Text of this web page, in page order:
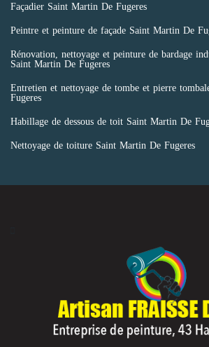
Façadier Saint Martin De Fugeres
Peintre et peinture de façade Saint Martin De
Rénovation, nettoyage et peinture de bardage
Saint Martin De Fugeres
Entretien et nettoyage de tombe et pierre
Fugeres
Habillage de dessous de toit Saint Martin De
Nettoyage de toiture Saint Martin De Fugeres